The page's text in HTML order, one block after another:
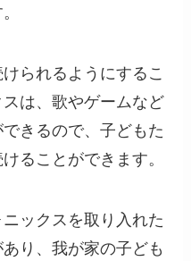
られるようにするこ
は、歌やゲームなど
きるので、子どもた
ることができます。
ックスを取り入れた
り、我が家の子ども